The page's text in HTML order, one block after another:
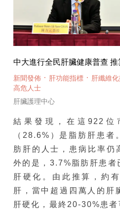
中大進行全民肝臟健康普查
新聞發佈· 肝功能指標· 肝纖維
高危人士
肝臟護理中心
結果發現，在這922位
（28.6%）是脂肪肝患者
肪肝的人士，患病比率仍
外的是，3.7%脂肪肝患者
肝硬化。由此推算，約
肝，當中超過四萬人的肝
肝硬化，最終20-30%患